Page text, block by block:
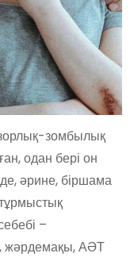
зомбылық
одан бері он
әрине, біршама
тұрмыстық
–
жәрдемақы, АӘТ